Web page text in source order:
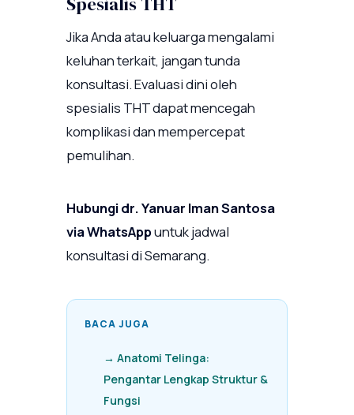
Jika Anda atau keluarga mengalami
keluhan terkait, jangan tunda
konsultasi. Evaluasi dini oleh
spesialis THT dapat mencegah
komplikasi dan mempercepat
pemulihan.
Hubungi dr. Yanuar Iman Santosa
via WhatsAppuntuk jadwal
konsultasi di Semarang.
BACA JUGA
→ Anatomi Telinga:
Pengantar Lengkap Struktur &
Fungsi